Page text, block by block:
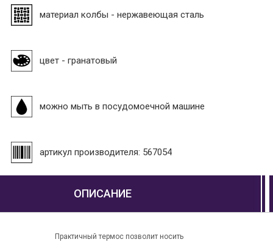
материал колбы - нержавеющая сталь
цвет - гранатовый
можно мыть в посудомоечной машине
артикул производителя: 567054
ОПИСАНИЕ
Практичный термос позволит носить